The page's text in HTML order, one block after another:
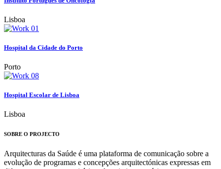
Lisboa
Hospital da Cidade do Porto
Porto
Hospital Escolar de Lisboa
Lisboa
SOBRE O PROJECTO
Arquitecturas da Saúde é uma plataforma de comunicação sobre a
evolução de programas e concepções arquitectónicas expressas em